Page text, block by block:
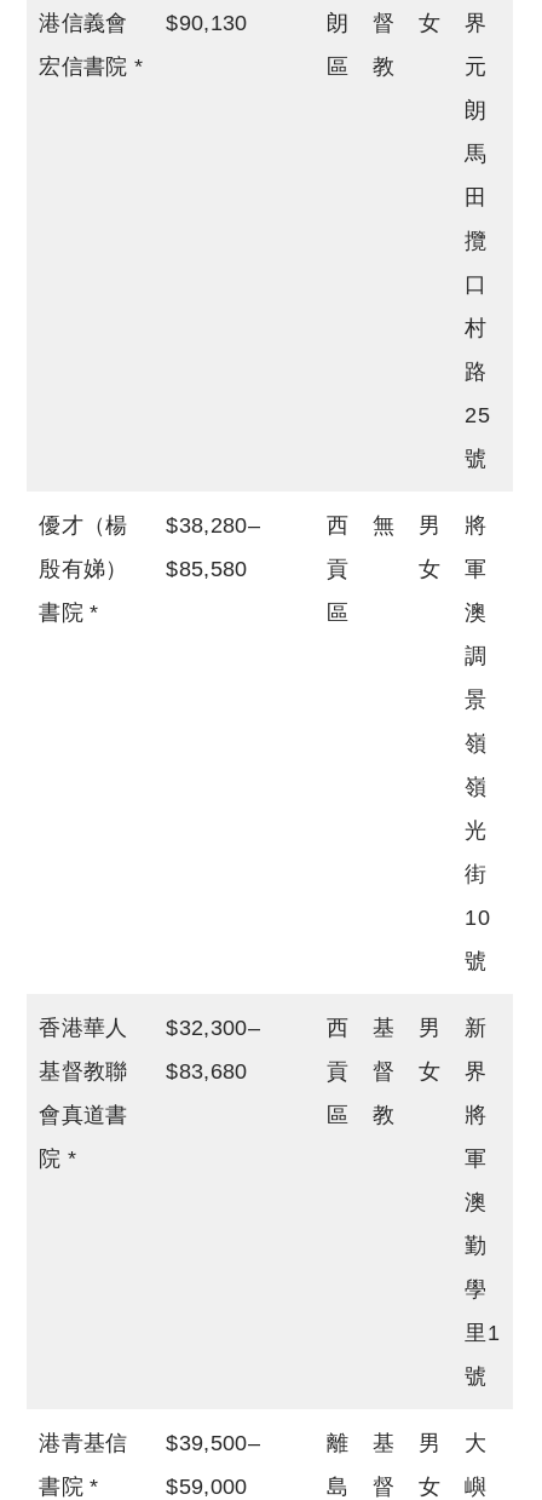
港信義會
宏信書院 *
$90,130
朗
區
督
教
女
界
元
朗
馬
田
攬
口
村
路
25
號
優才（楊
殷有娣）
書院 *
$38,280–
$85,580
西
貢
區
無
男
女
將
軍
澳
調
景
嶺
嶺
光
街
10
號
香港華人
基督教聯
會真道書
院 *
$32,300–
$83,680
西
貢
區
基
督
教
男
女
新
界
將
軍
澳
勤
學
里1
號
港青基信
書院 *
$39,500–
$59,000
離
島
基
督
男
女
大
嶼